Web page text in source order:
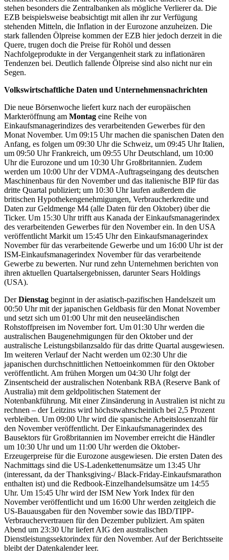
stehen besonders die Zentralbanken als mögliche Verlierer da. Die
EZB beispielsweise beabsichtigt mit allen ihr zur Verfügung
stehenden Mitteln, die Inflation in der Eurozone anzuheizen. Die
stark fallenden Ölpreise kommen der EZB hier jedoch derzeit in die
Quere, trugen doch die Preise für Rohöl und dessen
Nachfolgeprodukte in der Vergangenheit stark zu inflationären
Tendenzen bei. Deutlich fallende Ölpreise sind also nicht nur ein
Segen.
Volkswirtschaftliche Daten und Unternehmensnachrichten
Die neue Börsenwoche liefert kurz nach der europäischen
Markteröffnung am Montag eine Reihe von
Einkaufsmanagerindizes des verarbeitenden Gewerbes für den
Monat November. Um 09:15 Uhr machen die spanischen Daten den
Anfang, es folgen um 09:30 Uhr die Schweiz, um 09:45 Uhr Italien,
um 09:50 Uhr Frankreich, um 09:55 Uhr Deutschland, um 10:00
Uhr die Eurozone und um 10:30 Uhr Großbritannien. Zudem
werden um 10:00 Uhr der VDMA-Auftragseingang des deutschen
Maschinenbaus für den November und das italienische BIP für das
dritte Quartal publiziert; um 10:30 Uhr laufen außerdem die
britischen Hypothekengenehmigungen, Verbraucherkredite und
Daten zur Geldmenge M4 (alle Daten für den Oktober) über die
Ticker. Um 15:30 Uhr trifft aus Kanada der Einkaufsmanagerindex
des verarbeitenden Gewerbes für den November ein. In den USA
veröffentlicht Markit um 15:45 Uhr den Einkaufsmanagerindex
November für das verarbeitende Gewerbe und um 16:00 Uhr ist der
ISM-Einkaufsmanagerindex November für das verarbeitende
Gewerbe zu bewerten. Nur rund zehn Unternehmen berichten von
ihren aktuellen Quartalsergebnissen, darunter Sears Holdings
(USA).
DerDienstag beginnt in der asiatisch-pazifischen Handelszeit um
00:50 Uhr mit der japanischen Geldbasis für den Monat November
und setzt sich um 01:00 Uhr mit den neuseeländischen
Rohstoffpreisen im November fort. Um 01:30 Uhr werden die
australischen Baugenehmigungen für den Oktober und der
australische Leistungsbilanzsaldo für das dritte Quartal ausgewiesen.
Im weiteren Verlauf der Nacht werden um 02:30 Uhr die
japanischen durchschnittlichen Nettoeinkommen für den Oktober
veröffentlicht. Am frühen Morgen um 04:30 Uhr folgt der
Zinsentscheid der australischen Notenbank RBA (Reserve Bank of
Australia) mit dem geldpolitischen Statement der
Notenbankführung. Mit einer Zinsänderung in Australien ist nicht zu
rechnen – der Leitzins wird höchstwahrscheinlich bei 2,5 Prozent
verbleiben. Um 09:00 Uhr wird die spanische Arbeitslosenzahl für
den November veröffentlicht. Der Einkaufsmanagerindex des
Bausektors für Großbritannien im November erreicht die Händler
um 10:30 Uhr und um 11:00 Uhr werden die Oktober-
Erzeugerpreise für die Eurozone ausgewiesen. Die ersten Daten des
Nachmittags sind die US-Ladenkettenumsätze um 13:45 Uhr
(interessant, da der Thanksgiving-/ Black-Friday-Einkaufsmarathon
enthalten ist) und die Redbook-Einzelhandelsumsätze um 14:55
Uhr. Um 15:45 Uhr wird der ISM New York Index für den
November veröffentlicht und um 16:00 Uhr werden zeitgleich die
US-Bauausgaben für den November sowie das IBD/TIPP-
Verbrauchervertrauen für den Dezember publiziert. Am späten
Abend um 23:30 Uhr liefert AIG den australischen
Dienstleistungssektorindex für den November. Auf der Berichtsseite
bleibt der Datenkalender leer.